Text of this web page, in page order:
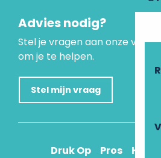
Advies nodig?
Stel je vragen aan onze
om je te helpen.
Stel mijn vraag
Druk Op Pros Hoe